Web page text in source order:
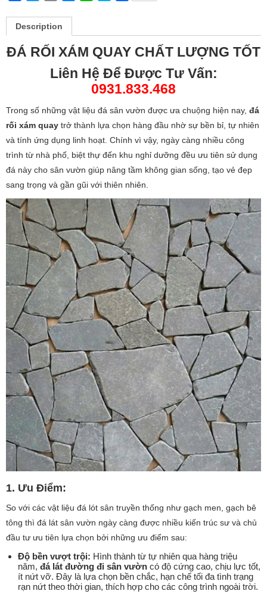
Description
ĐÁ RỐI XÁM QUAY CHẤT LƯỢNG TỐT
Liên Hệ Để Được Tư Vấn:
0931.833.468
Trong số những vật liệu đá sân vườn được ưa chuộng hiện nay, đá
rối xám quay trở thành lựa chọn hàng đầu nhờ sự bền bỉ, tự nhiên
và tính ứng dụng linh hoạt. Chính vì vậy, ngày càng nhiều công
trình từ nhà phố, biệt thự đến khu nghỉ dưỡng đều ưu tiên sử dụng
đá này cho sân vườn giúp nâng tầm không gian sống, tạo vẻ đẹp
sang trọng và gần gũi với thiên nhiên.
1. Ưu Điểm:
So với các vật liệu đá lót sân truyền thống như gạch men, gạch bê
tông thì đá lát sân vườn ngày càng được nhiều kiến trúc sư và chủ
đầu tư ưu tiên lựa chọn bởi những ưu điểm sau:
Độ bền vượt trội: Hình thành từ tự nhiên qua hàng triệu
năm, đá lát đường đi sân vườn có độ cứng cao, chịu lực tốt,
ít nứt vỡ. Đây là lựa chọn bền chắc, hạn chế tối đa tình trạng
rạn nứt theo thời gian, thích hợp cho các công trình ngoài trời.